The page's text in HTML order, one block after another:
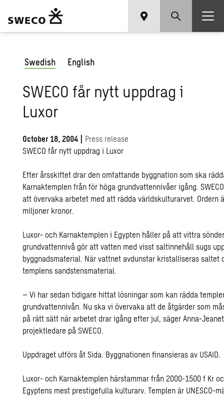
Swedish English
SWECO får nytt uppdrag i
Luxor
October 18, 2004 | Press release
SWECO får nytt uppdrag i Luxor
Efter årsskiftet drar den omfattande byggnation som ska
Karnaktemplen från för höga grundvattennivåer igång.
att övervaka arbetet med att rädda världskulturarvet. Ordern
miljoner kronor.
Luxor- och Karnaktemplen i Egypten håller på att vittra
grundvattennivå gör att vatten med visst saltinnehåll sugs
byggnadsmaterial. När vattnet avdunstar kristalliseras saltet
templens sandstensmaterial.
– Vi har sedan tidigare hittat lösningar som kan rädda
grundvattennivån. Nu ska vi övervaka att de åtgärder som
på rätt sätt när arbetet drar igång efter jul, säger Anna-
projektledare på SWECO.
Uppdraget utförs åt Sida. Byggnationen finansieras av USAID.
Luxor- och Karnaktemplen härstammar från 2000-1500 f Kr
Egyptens mest prestigefulla kulturarv. Templen är UNESCO-